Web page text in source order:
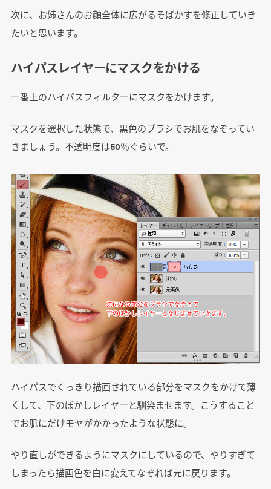
次に、お姉さんのお顔全体に広がるそばかすを修正していき
たいと思います。
ハイパスレイヤーにマスクをかける
一番上のハイパスフィルターにマスクをかけます。
マスクを選択した状態で、黒色のブラシでお肌をなぞってい
きましょう。不透明度は50％ぐらいで。
ハイパスでくっきり描画されている部分をマスクをかけて薄
くして、下のぼかしレイヤーと馴染ませます。こうすること
でお肌にだけモヤがかかったような状態に。
やり直しができるようにマスクにしているので、やりすぎて
しまったら描画色を白に変えてなぞれば元に戻ります。